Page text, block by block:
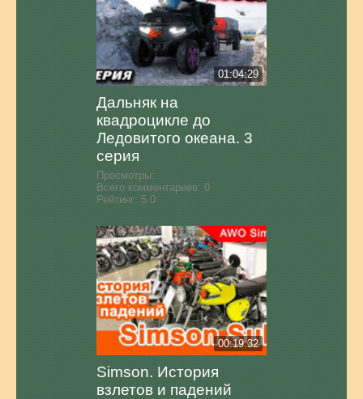
01:04:29
Дальняк на
квадроцикле до
Ледовитого океана. 3
серия
Просмотры:
Всего комментариев: 0
Рейтинг: 5.0
00:19:32
Simson. История
взлетов и падений